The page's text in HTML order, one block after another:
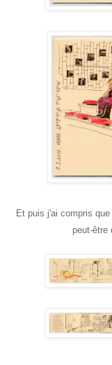
Et puis j'ai compris
peut-être